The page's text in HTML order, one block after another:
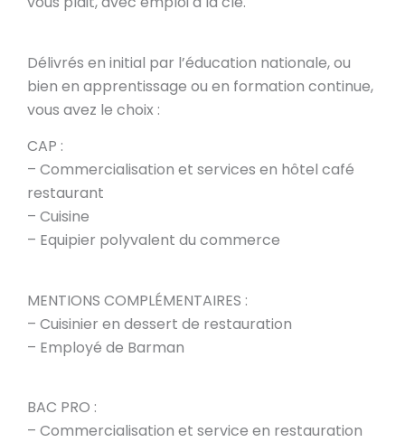
Délivrés en initial par l’éducation nationale, ou
bien en apprentissage ou en formation continue,
vous avez le choix :
CAP :
– Commercialisation et services en hôtel café
restaurant
– Cuisine
– Equipier polyvalent du commerce
MENTIONS COMPLÉMENTAIRES :
– Cuisinier en dessert de restauration
– Employé de Barman
BAC PRO :
– Commercialisation et service en restauration